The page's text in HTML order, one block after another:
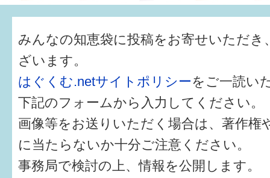
みんなの知恵袋に投稿をお寄せいただき
ざいます。
はぐくむ.netサイトポリシーをご一読い
下記のフォームから入力してください。
画像等をお送りいただく場合は、著作権
に当たらないか十分ご注意ください。
事務局で検討の上、情報を公開します。
子どもがほしい
福井の子育て環境
子どもを育てよう
もしものときの緊急連絡先
届出・手当・助成
健診・予防接種